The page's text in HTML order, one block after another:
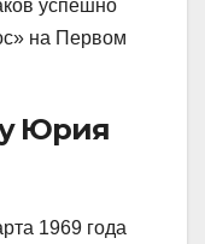
успешно
на Первом
Юрия
1969 года